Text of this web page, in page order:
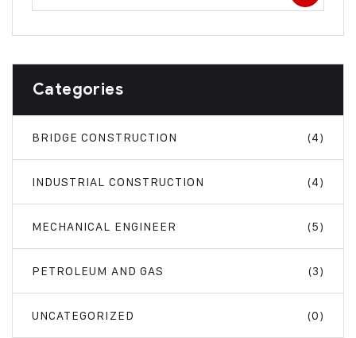
Categories
BRIDGE CONSTRUCTION (4)
INDUSTRIAL CONSTRUCTION (4)
MECHANICAL ENGINEER (5)
PETROLEUM AND GAS (3)
UNCATEGORIZED (0)